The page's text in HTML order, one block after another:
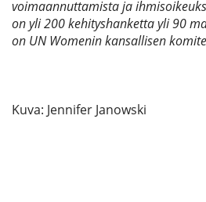
voimaannuttamista ja
on yli 200 kehityshanketta yli 90
on UN Womenin kansallisen
Kuva: Jennifer Janowski